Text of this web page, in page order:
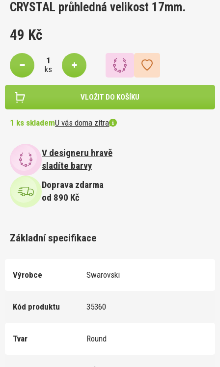
CRYSTAL průhledná velikost 17mm.
49 Kč
ks
VLOŽIT DO KOŠÍKU
1 ks sklademU vás doma zítra
V designeru hravě
sladíte barvy
Doprava zdarma
od 890 Kč
Základní specifikace
Výrobce Swarovski
Kód produktu 35360
Tvar Round